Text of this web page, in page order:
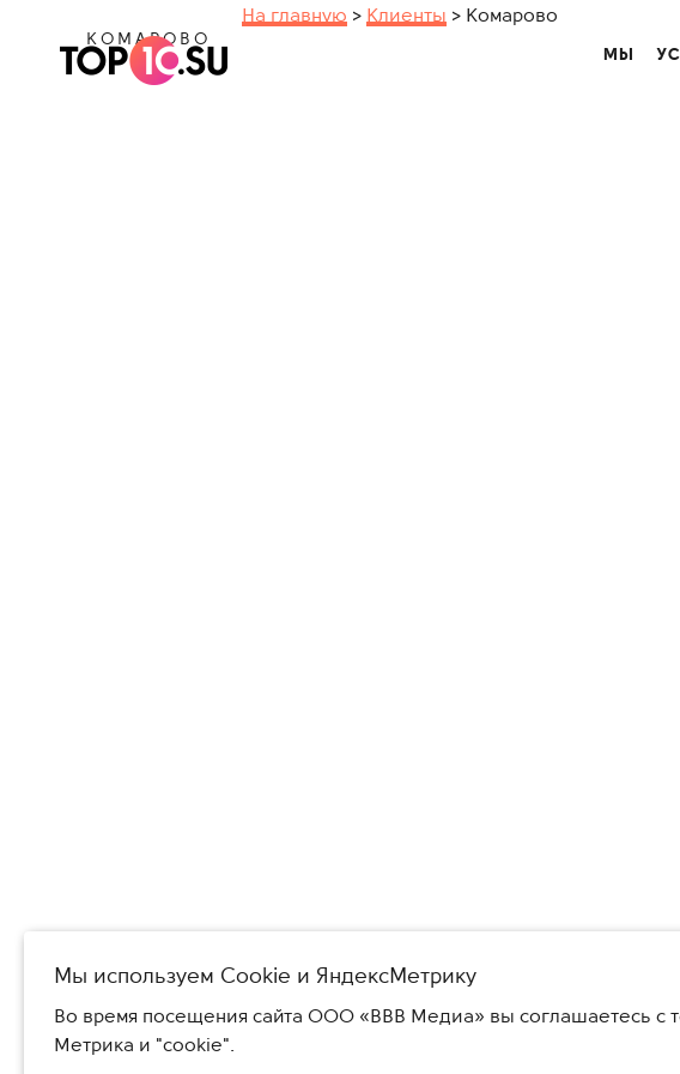
МЫ
На главную > Клиенты > Комарово
КОМАРОВО
Мы используем Сookie и ЯндексМетрику
Во время посещения сайта ООО «ВВВ Медиа» вы соглашаетесь с
Метрика и "cookie".